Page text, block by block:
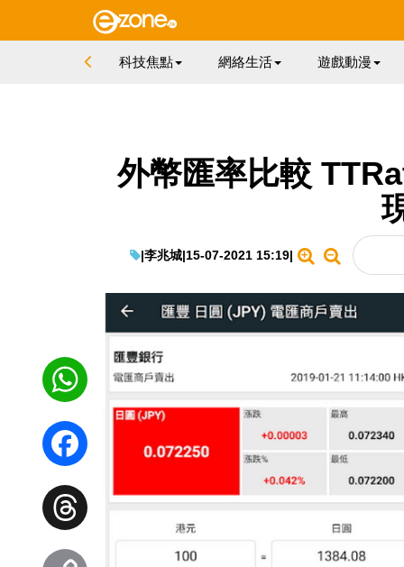
科技焦點 網絡生活 遊戲動漫
外幣匯率比較
|李兆城|15-07-2021 15:19|
WhatsApp
Facebook
Threads